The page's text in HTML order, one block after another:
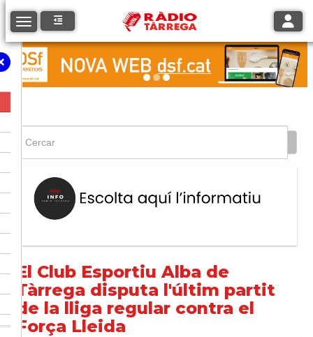
Toggle navigation
El Club Esportiu Alba de
Tàrrega disputa l'últim partit
de la lliga regular contra el
Força Lleida